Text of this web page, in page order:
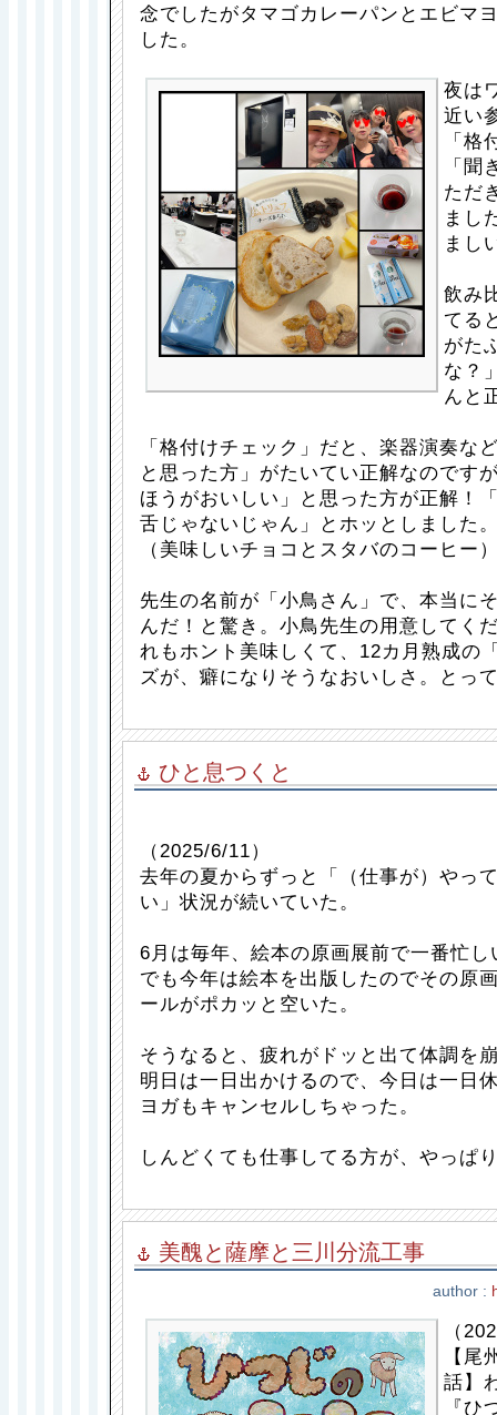
念でしたがタマゴカレーパンとエビマ
した。
夜は
近い
「格
「聞
ただ
まし
まし
飲み
てる
がた
な？
んと
「格付けチェック」だと、楽器演奏な
と思った方」がたいてい正解なのです
ほうがおいしい」と思った方が正解！
舌じゃないじゃん」とホッとしました
（美味しいチョコとスタバのコーヒー
先生の名前が「小鳥さん」で、本当に
んだ！と驚き。小鳥先生の用意してく
れもホント美味しくて、12カ月熟成の
ズが、癖になりそうなおいしさ。とっ
ひと息つくと
（2025/6/11）
去年の夏からずっと「（仕事が）やっ
い」状況が続いていた。
6月は毎年、絵本の原画展前で一番忙し
でも今年は絵本を出版したのでその原
ールがポカッと空いた。
そうなると、疲れがドッと出て体調を
明日は一日出かけるので、今日は一日
ヨガもキャンセルしちゃった。
しんどくても仕事してる方が、やっぱ
美醜と薩摩と三川分流工事
author :
（
【尾
話】
『ひ